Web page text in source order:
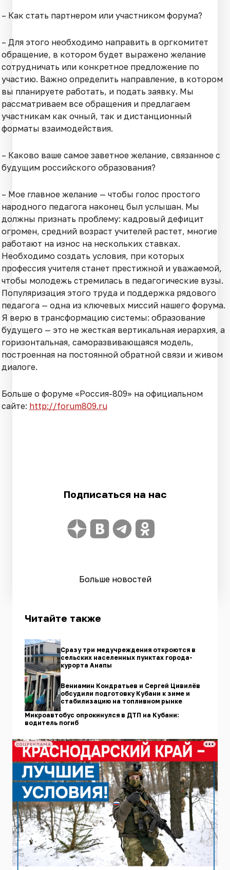
– Как стать партнером или участником форума?
– Для этого необходимо направить в оргкомитет
обращение, в котором будет выражено желание
сотрудничать или конкретное предложение по
участию. Важно определить направление, в котором
вы планируете работать, и подать заявку. Мы
рассматриваем все обращения и предлагаем
участникам как очный, так и дистанционный
форматы взаимодействия.
– Каково ваше самое заветное желание, связанное с
будущим российского образования?
– Мое главное желание — чтобы голос простого
народного педагога наконец был услышан. Мы
должны признать проблему: кадровый дефицит
огромен, средний возраст учителей растет, многие
работают на износ на нескольких ставках.
Необходимо создать условия, при которых
профессия учителя станет престижной и уважаемой,
чтобы молодежь стремилась в педагогические вузы.
Популяризация этого труда и поддержка рядового
педагога — одна из ключевых миссий нашего форума.
Я верю в трансформацию системы: образование
будущего — это не жесткая вертикальная иерархия, а
горизонтальная, саморазвивающаяся модель,
построенная на постоянной обратной связи и живом
диалоге.
Больше о форуме «Россия-809» на официальном
сайте: http://forum809.ru
Подписаться на нас
Больше новостей
Читайте также
Сразу три медучреждения откроются в
сельских населенных пунктах города-
курорта Анапы
Вениамин Кондратьев и Сергей Цивилёв
обсудили подготовку Кубани к зиме и
стабилизацию на топливном рынке
Микроавтобус опрокинулся в ДТП на Кубани:
водитель погиб
СОЦРЕКЛАМА